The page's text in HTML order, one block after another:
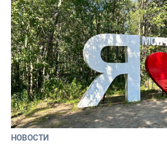
НОВОСТИ